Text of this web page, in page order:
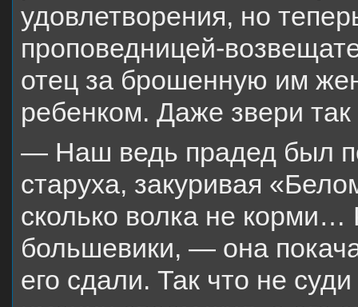
удовлетворения, но
проповедницей-
отец за брошенную им
ребенком. Даже звери так
— Наш ведь прадед был
старуха, закуривая
сколько волка не корми…
большевики, — она
его сдали. Так что не